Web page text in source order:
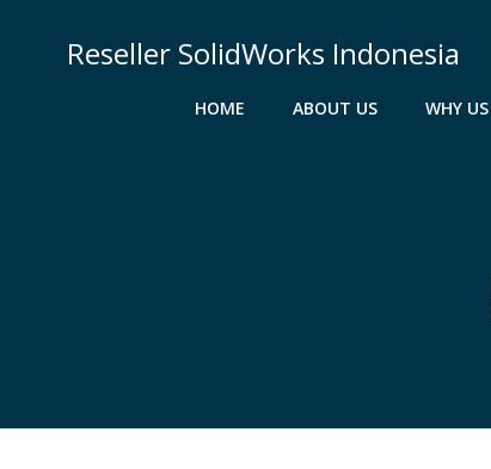
Reseller SolidWorks Indonesia
HOME ABOUT US WHY US